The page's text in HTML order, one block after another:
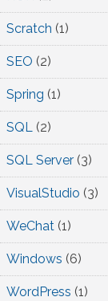
Scratch (1)
SEO (2)
Spring (1)
SQL (2)
SQL Server (3)
VisualStudio (3)
WeChat (1)
Windows (6)
WordPress (1)